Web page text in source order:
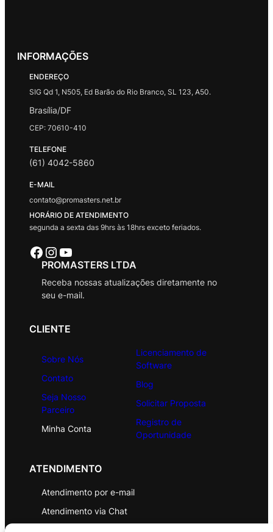
INFORMAÇÕES
ENDEREÇO
SIG Qd 1, N505, Ed Barão do Rio Branco, SL 123, A50.
Brasília/DF
CEP: 70610-410
TELEFONE
(61) 4042-5860
E-MAIL
contato@promasters.net.br
HORÁRIO DE ATENDIMENTO
segunda a sexta das 9hrs às 18hrs exceto feriados.
Facebook Instagram Youtube
PROMASTERS LTDA
Receba nossas atualizações diretamente no
seu e-mail.
CLIENTE
Sobre Nós
Contato
Seja Nosso
Parceiro
Minha Conta
Licenciamento de
Software
Blog
Solicitar Proposta
Registro de
Oportunidade
ATENDIMENTO
Atendimento por e-mail
Atendimento via Chat